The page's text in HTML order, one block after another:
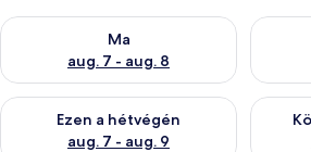
Ma
aug. 7 - aug. 8
A ma esti rendelkezésre állás A
Ezen a hétvégén
aug. 7 - aug. 9
A mostani hétvégi rendelkezésre állás
A